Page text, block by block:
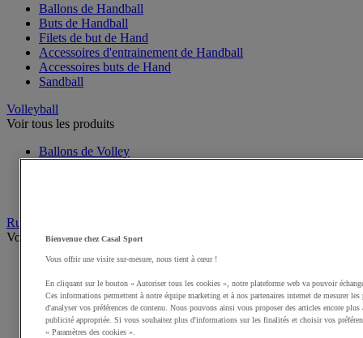
Ballons de Handball
Buts de Handball
Filets de but de Hand
Accessoires d'entrainement de Handball
Accessoires buts de Hand
Sandball
Volleyball
Voir tous les produits
Ballons de Volley
Rugby
Voir tous les produits
Ballons de Rugby
Poteaux de Rugby, buts de Rugby
Equipement d'entrainement Rugby
Boucliers de Rugby, Sacs de plaquage
Accessoires terrain de Rugby
Bienvenue chez Casal Sport
Vous offrir une visite sur-mesure, nous tient à cœur !
En cliquant sur le bouton « Autoriser tous les cookies », notre plateforme web va pouvoir
Ces informations permettent à notre équipe marketing et à nos partenaires internet de mesurer les
d'analyser vos préférences de contenu. Nous pouvons ainsi vous proposer des articles encore plus
publicité appropriée. Si vous souhaitez plus d'informations sur les finalités et choisir vos
« Paramètres des cookies ».